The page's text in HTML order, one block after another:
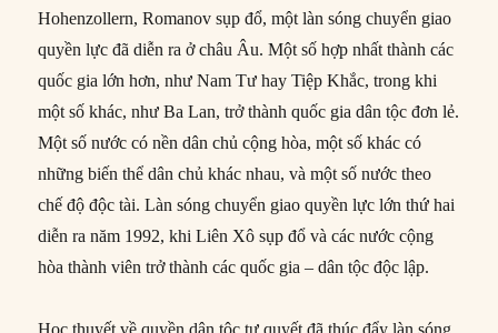
Hohenzollern, Romanov sụp đổ, một làn sóng chuyển giao
quyền lực đã diễn ra ở châu Âu. Một số hợp nhất thành các
quốc gia lớn hơn, như Nam Tư hay Tiệp Khắc, trong khi
một số khác, như Ba Lan, trở thành quốc gia dân tộc đơn lẻ.
Một số nước có nền dân chủ cộng hòa, một số khác có
những biến thể dân chủ khác nhau, và một số nước theo
chế độ độc tài. Làn sóng chuyển giao quyền lực lớn thứ hai
diễn ra năm 1992, khi Liên Xô sụp đổ và các nước cộng
hòa thành viên trở thành các quốc gia – dân tộc độc lập.